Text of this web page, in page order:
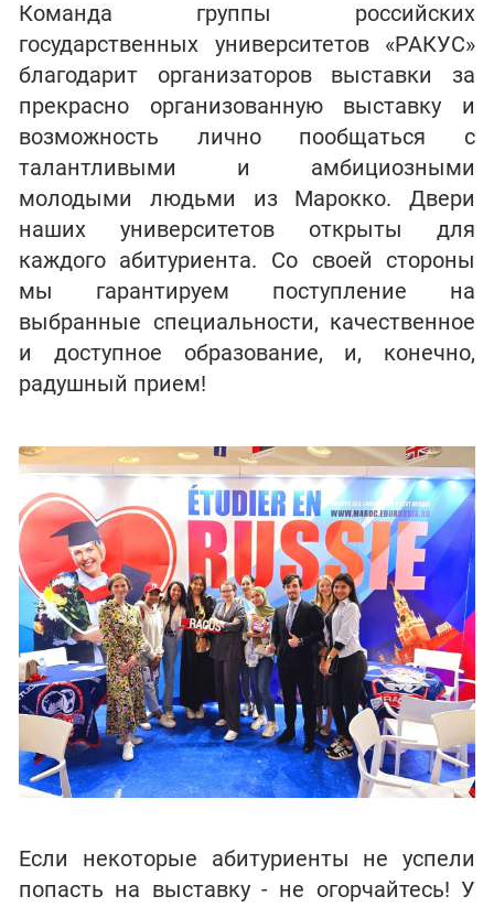
Команда группы российских
государственных университетов «РАКУС»
благодарит организаторов выставки за
прекрасно организованную выставку и
возможность лично пообщаться с
талантливыми и амбициозными
молодыми людьми из Марокко. Двери
наших университетов открыты для
каждого абитуриента. Со своей стороны
мы гарантируем поступление на
выбранные специальности, качественное
и доступное образование, и, конечно,
радушный прием!
Если некоторые абитуриенты не успели
попасть на выставку - не огорчайтесь! У